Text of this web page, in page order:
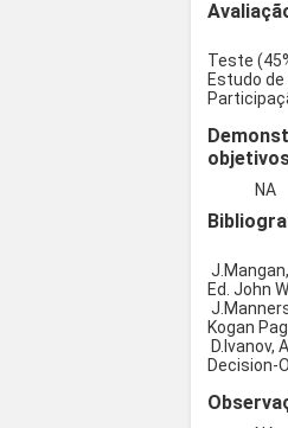
Teste
Estudo de
NA
Ed. John
Kogan
D.Ivanov,